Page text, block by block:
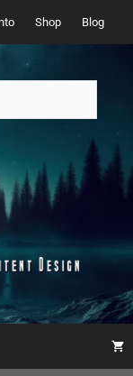
Shop Blog